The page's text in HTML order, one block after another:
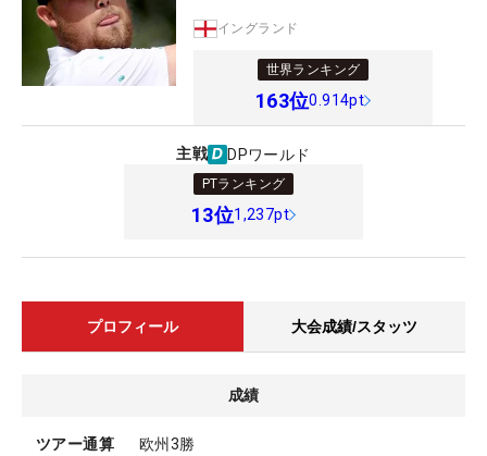
イングランド
世界ランキング
163位0.914pt
主戦 DPワールド
PTランキング
13位1,237pt
プロフィール 大会成績/スタッツ
成績
ツアー通算 欧州3勝